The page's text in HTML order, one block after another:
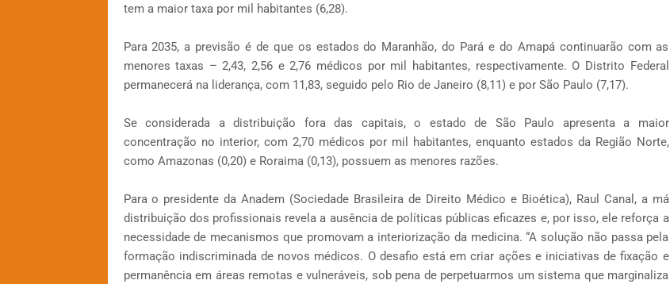
tem a maior taxa por mil habitantes (6,28).
Para 2035, a previsão é de que os estados do Maranhão, do Pará e do Amapá continuarão com as
menores taxas – 2,43, 2,56 e 2,76 médicos por mil habitantes, respectivamente. O Distrito Federal
permanecerá na liderança, com 11,83, seguido pelo Rio de Janeiro (8,11) e por São Paulo (7,17).
Se considerada a distribuição fora das capitais, o estado de São Paulo apresenta a maior
concentração no interior, com 2,70 médicos por mil habitantes, enquanto estados da Região Norte,
como Amazonas (0,20) e Roraima (0,13), possuem as menores razões.
Para o presidente da Anadem (Sociedade Brasileira de Direito Médico e Bioética), Raul Canal, a má
distribuição dos profissionais revela a ausência de políticas públicas eficazes e, por isso, ele reforça a
necessidade de mecanismos que promovam a interiorização da medicina. “A solução não passa pela
formação indiscriminada de novos médicos. O desafio está em criar ações e iniciativas de fixação e
permanência em áreas remotas e vulneráveis, sob pena de perpetuarmos um sistema que marginaliza